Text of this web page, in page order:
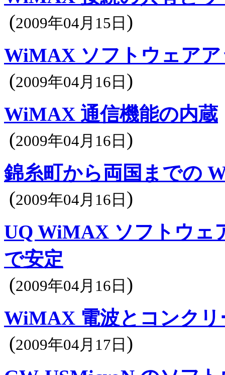
(2009年04月15日 )
WiMAX ソフトウェア
(2009年04月16日 )
WiMAX 通信機能の内蔵
(2009年04月16日 )
錦糸町から両国までの
(2009年04月16日 )
UQ WiMAX ソフトウェ
で安定
(2009年04月16日 )
WiMAX 電波とコンクリ
(2009年04月17日 )